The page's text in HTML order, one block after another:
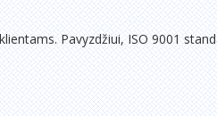
Pavyzdžiui, ISO 9001